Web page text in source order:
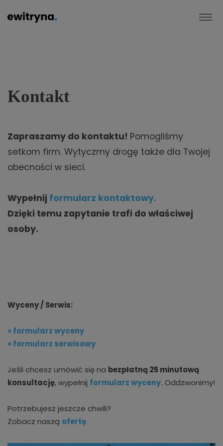
Kontakt
Zapraszamy do kontaktu! Pomogliśmy
setkom firm. Wytyczmy drogę także dla Twojej
obecności w sieci.
Wypełnij formularz kontaktowy.
Dzięki temu zapytanie trafi do właściwej
osoby.
Wyceny / Serwis:
» formularz wyceny
» formularz serwisowy
Jeśli chcesz umówić się na bezpłatną 25 minutową
konsultację, wypełnij formularz wyceny. Oddzwonimy!
Potrzebujesz jeszcze chwili?
Zobacz naszą ofertę.